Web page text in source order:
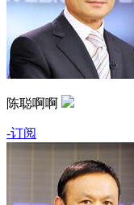
陈聪啊啊
-订阅